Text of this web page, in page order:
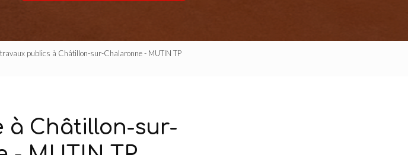
publics à Châtillon-sur-Chalaronne - MUTIN TP
à Châtillon-sur-